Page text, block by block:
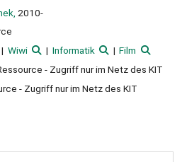
2010-
Wiwi Informatik
Film
- Zugriff nur im Netz des KIT
- Zugriff nur im Netz des KIT